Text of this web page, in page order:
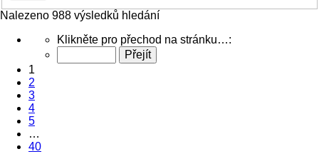
Nalezeno 988 výsledků hledání
Stránka
z
40
Klikněte pro přechod na stránku…:
1
2
3
4
5
…
40